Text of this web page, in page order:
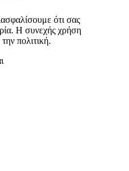
ότι σας
Η συνεχής χρήση
πολιτική.